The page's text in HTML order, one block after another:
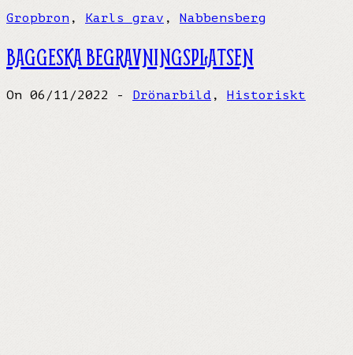
Gropbron , Karls grav , Nabbensberg
BAGGESKA BEGRAVNINGSPLATSEN
On 06/11/2022 - Drönarbild , Historiskt